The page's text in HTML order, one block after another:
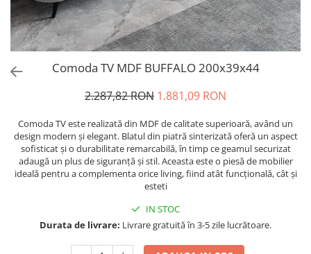
Comoda TV MDF BUFFALO 200x39x44
2.287,82 RON 1.881,09 RON
Comoda TV este realizată din MDF de calitate superioară, având un
design modern și elegant. Blatul din piatră sinterizată oferă un aspect
sofisticat și o durabilitate remarcabilă, în timp ce geamul securizat
adaugă un plus de siguranță și stil. Aceasta este o piesă de mobilier
ideală pentru a complementa orice living, fiind atât funcțională, cât și
esteti
IN STOC
Durata de livrare: Livrare gratuită în 3-5 zile lucrătoare.